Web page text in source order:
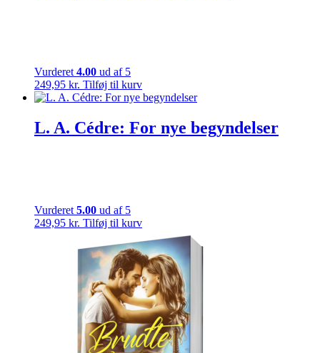
Vurderet 4.00 ud af 5
249,95 kr. Tilføj til kurv
L. A. Cédre: For nye begyndelser
Vurderet 5.00 ud af 5
249,95 kr. Tilføj til kurv